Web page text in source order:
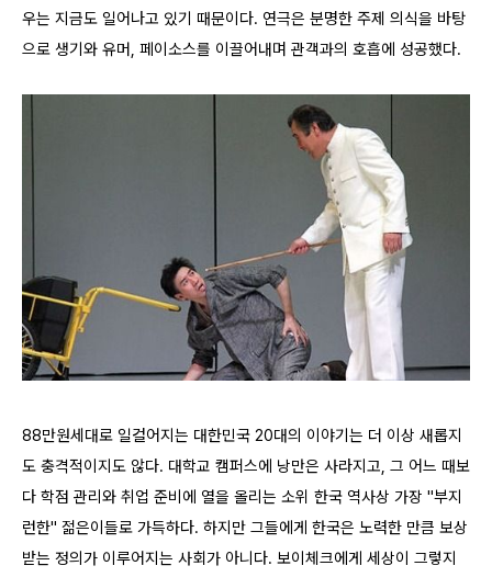
우는 지금도 일어나고 있기 때문이다. 연극은 분명한 주제 의식을 바탕
으로 생기와 유머, 페이소스를 이끌어내며 관객과의 호흡에 성공했다.
88만원세대로 일컬어지는 대한민국 20대의 이야기는 더 이상 새롭지
도 충격적이지도 않다. 대학교 캠퍼스에 낭만은 사라지고, 그 어느 때보
다 학점 관리와 취업 준비에 열을 올리는 소위 한국 역사상 가장 "부지
런한" 젊은이들로 가득하다. 하지만 그들에게 한국은 노력한 만큼 보상
받는 정의가 이루어지는 사회가 아니다. 보이체크에게 세상이 그렇지